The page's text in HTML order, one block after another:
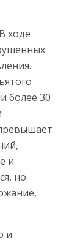
ходе
более 30
и
но
и